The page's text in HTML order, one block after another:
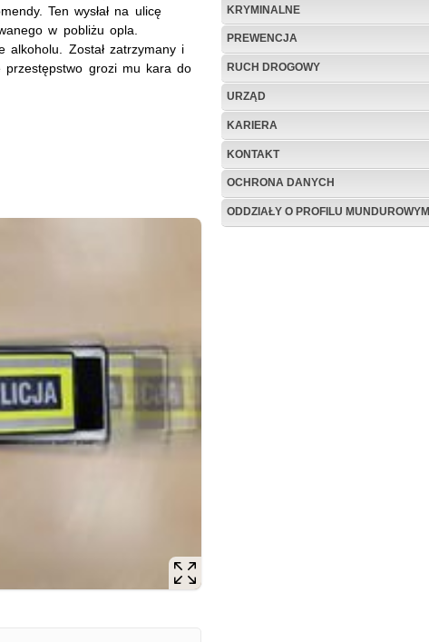
Ten wysłał na ulicę
w pobliżu opla.
alkoholu. Został zatrzymany i
przestępstwo grozi mu kara do
KRYMINALNE
PREWENCJA
RUCH DROGOWY
URZĄD
KARIERA
KONTAKT
OCHRONA DANYCH
ODDZIAŁY O PROFILU MUNDUROWYM